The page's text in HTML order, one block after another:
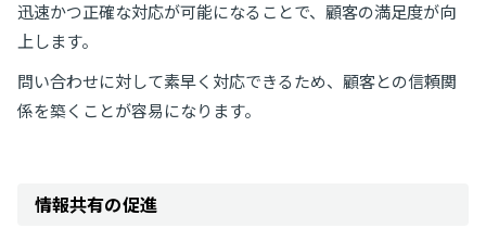
迅速かつ正確な対応が可能になることで、顧客の満足度が向
上します。
問い合わせに対して素早く対応できるため、顧客との信頼関
係を築くことが容易になります。
情報共有の促進